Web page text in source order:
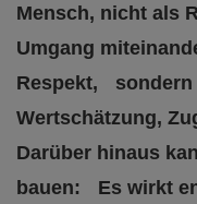
Mensch, nicht als
Umgang
Respekt, sondern
Wertschätzung,
Darüber hinaus
bauen: Es wirkt